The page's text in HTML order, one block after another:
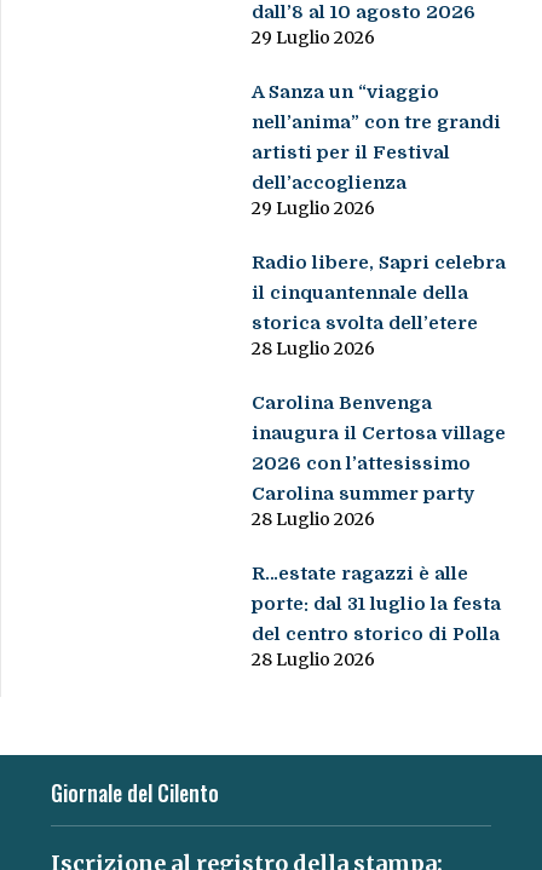
dall’8 al 10 agosto 2026
29 Luglio 2026
A Sanza un “viaggio
nell’anima” con tre grandi
artisti per il Festival
dell’accoglienza
29 Luglio 2026
Radio libere, Sapri celebra
il cinquantennale della
storica svolta dell’etere
28 Luglio 2026
Carolina Benvenga
inaugura il Certosa village
2026 con l’attesissimo
Carolina summer party
28 Luglio 2026
R…estate ragazzi è alle
porte: dal 31 luglio la festa
del centro storico di Polla
28 Luglio 2026
Giornale del Cilento
Iscrizione al registro della stampa: